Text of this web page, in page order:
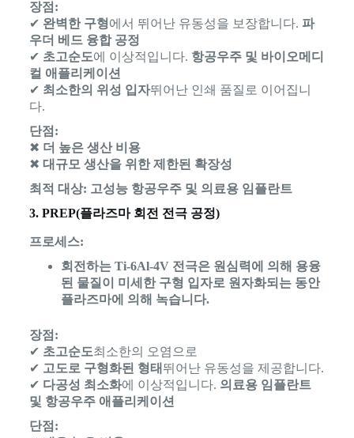
장점:
✔ 완벽한 구형에서 뛰어난 유동성을 보장합니다. 파
우더 베드 융합 공정
✔ 초고순도에 이상적입니다. 항공우주 및 바이오메디
컬 애플리케이션
✔ 최소한의 위성 입자뛰어난 인쇄 품질로 이어집니
다.
단점:
✖ 더 높은 생산 비용
✖ 대규모 생산을 위한 제한된 확장성
최적 대상: 고성능 항공우주 및 의료용 임플란트
3. PREP(플라즈마 회전 전극 공정)
프로세스:
회전하는 Ti-6Al-4V 전극은 원심력에 의해 용융
된 물질이 미세한 구형 입자로 원자화되는 동안
플라즈마에 의해 녹습니다.
장점:
✔ 초고순도최소한의 오염으로
✔ 고도로 구형화된 형태 뛰어난 유동성을 제공합니다.
✔ 다공성 최소화에 이상적입니다. 의료용 임플란트
및 항공우주 애플리케이션
단점: